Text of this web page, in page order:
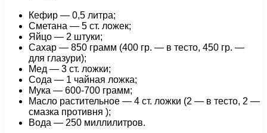
Кефир — 0,5 литра;
Сметана — 5 ст. ложек;
Яйцо — 2 штуки;
Сахар — 850 грамм (400 гр. — в тесто, 450 гр. —
для глазури);
Мед — 3 ст. ложки;
Сода — 1 чайная ложка;
Мука — 600-700 грамм;
Масло растительное — 4 ст. ложки (2 — в тесто, 2 —
смазка противня );
Вода — 250 миллилитров.